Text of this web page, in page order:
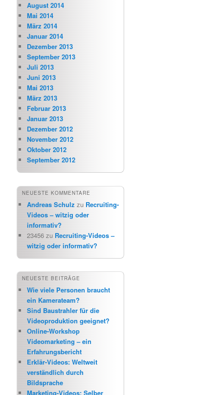
August 2014
Mai 2014
März 2014
Januar 2014
Dezember 2013
September 2013
Juli 2013
Juni 2013
Mai 2013
März 2013
Februar 2013
Januar 2013
Dezember 2012
November 2012
Oktober 2012
September 2012
NEUESTE KOMMENTARE
Andreas Schulz zu Recruiting-
Videos – witzig oder
informativ?
23456 zu Recruiting-Videos –
witzig oder informativ?
NEUESTE BEITRÄGE
Wie viele Personen braucht
ein Kamerateam?
Sind Baustrahler für die
Videoproduktion geeignet?
Online-Workshop
Videomarketing – ein
Erfahrungsbericht
Erklär-Videos: Weltweit
verständlich durch
Bildsprache
Marketing-Videos: Selber